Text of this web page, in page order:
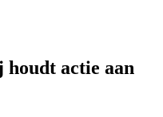
actie aan